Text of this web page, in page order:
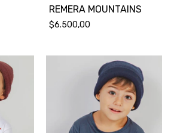
REMERA MOUNTAINS
$6.500,00